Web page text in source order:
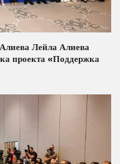
Лейла Алиева
проекта «Поддержка